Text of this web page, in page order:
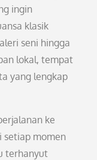
ingin
klasik
seni hingga
lokal, tempat
yang lengkap
ke
setiap momen
terhanyut